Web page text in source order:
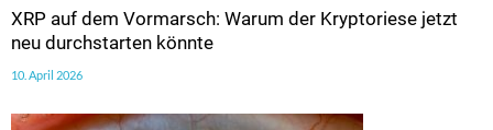
XRP auf dem Vormarsch: Warum der Kryptoriese jetzt
neu durchstarten könnte
10. April 2026